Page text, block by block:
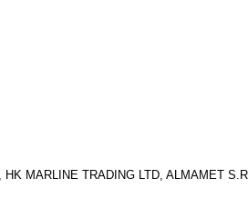
MARLINE TRADING LTD, ALMAMET